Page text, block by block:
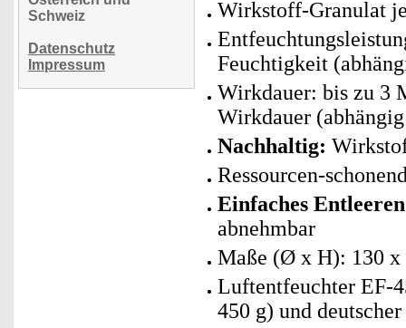
Schweiz
Datenschutz
Impressum
Wirkstoff-Granulat
Feuchtigkeit
Wirkdauer: bis zu 3
Wirkdauer
Nachhaltig:
Ressourcen-
Einfaches
abnehmbar
Maße (Ø x H): 130 x
Luftentfeuchter EF-
450 g) und